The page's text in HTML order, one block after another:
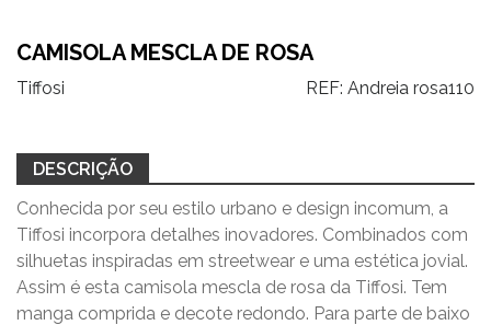
CAMISOLA MESCLA DE ROSA
Tiffosi REF: Andreia rosa110
DESCRIÇÃO
Conhecida por seu estilo urbano e design incomum, a
Tiffosi incorpora detalhes inovadores. Combinados com
silhuetas inspiradas em streetwear e uma estética jovial.
Assim é esta camisola mescla de rosa da Tiffosi. Tem
manga comprida e decote redondo. Para parte de baixo